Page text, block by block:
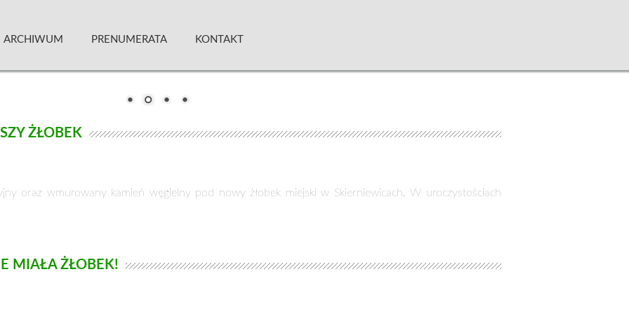
ARCHIWUM PRENUMERATA KONTAKT
ŻŁOBEK
oraz wmurowany kamień węgielny pod nowy żłobek miejski w Skierniewicach. W uroczystościach
MIAŁA ŻŁOBEK!